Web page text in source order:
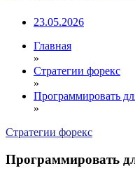
23.05.2026
Главная
»
Стратегии форекс
»
Программировать
»
Стратегии форекс
Программировать